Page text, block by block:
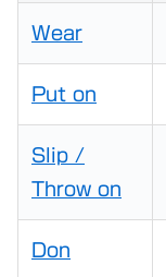
Wear
Put on
Slip /
Throw on
Don